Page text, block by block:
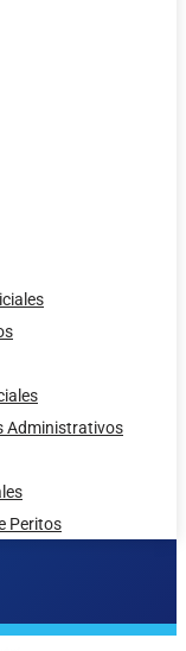
Administrativos
Peritos